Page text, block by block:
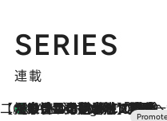
SERIES
連載
【CREA×星野リゾート】唯一無二。癒しと発見が待つ場所へ
4 Hours Ago
【トンボの足水浴】ヒノキの香りに包まれて涼感マックス！約13℃の湧水かけ流しを避暑地「星野温泉 トンボの湯」で体験